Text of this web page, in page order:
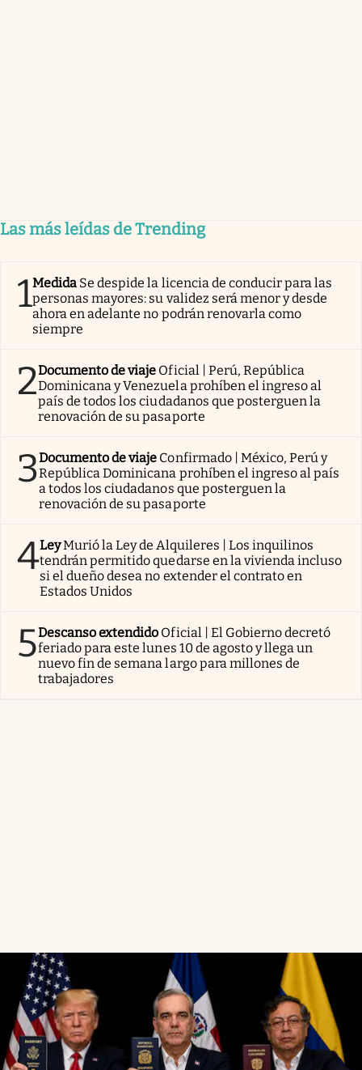
Las más leídas de Trending
1Medida Se despide la licencia de conducir para las
personas mayores: su validez será menor y desde
ahora en adelante no podrán renovarla como
siempre
2Documento de viaje Oficial | Perú, República
Dominicana y Venezuela prohíben el ingreso al
país de todos los ciudadanos que posterguen la
renovación de su pasaporte
3Documento de viaje Confirmado | México, Perú y
República Dominicana prohíben el ingreso al país
a todos los ciudadanos que posterguen la
renovación de su pasaporte
4LeyMurió la Ley de Alquileres | Los inquilinos
tendrán permitido quedarse en la vivienda incluso
si el dueño desea no extender el contrato en
Estados Unidos
5Descanso extendido Oficial | El Gobierno decretó
feriado para este lunes 10 de agosto y llega un
nuevo fin de semana largo para millones de
trabajadores